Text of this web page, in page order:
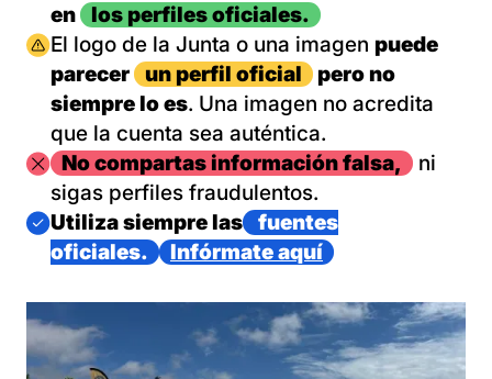
en
los perfiles oficiales.
Imagen
El logo de la Junta o una imagen puede
parecer
un perfil oficial
pero no
siempre lo es. Una imagen no acredita
que la cuenta sea auténtica.
ImagenNo compartas información falsa,
ni
sigas perfiles fraudulentos.
Imagen
Utiliza siempre las
fuentes
oficiales.
Infórmate aquí